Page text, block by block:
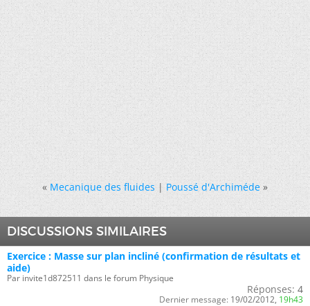
« Mecanique des fluides|Poussé d'Archiméde »
DISCUSSIONS SIMILAIRES
Exercice : Masse sur plan incliné (confirmation de résultats et
aide)
Par invite1d872511 dans le forum Physique
Réponses: 4
Dernier message: 19/02/2012, 19h43